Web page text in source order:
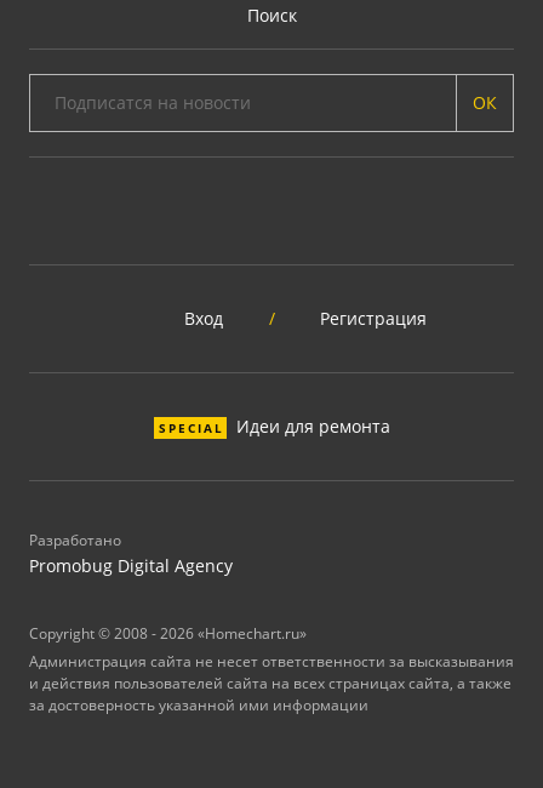
Поиск
ОК
Вход / Регистрация
SPECIAL Идеи для ремонта
Разработано
Promobug Digital Agency
Copyright © 2008 - 2026 «Homechart.ru»
Администрация сайта не несет ответственности за высказывания
и действия пользователей сайта на всех страницах сайта, а также
за достоверность указанной ими информации